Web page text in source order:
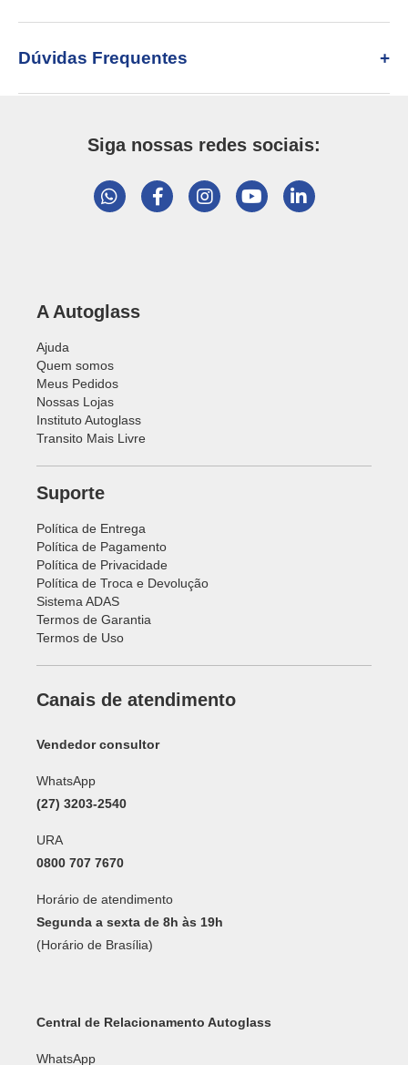
Dúvidas Frequentes
Siga nossas redes sociais:
A Autoglass
Ajuda
Quem somos
Meus Pedidos
Nossas Lojas
Instituto Autoglass
Transito Mais Livre
Suporte
Política de Entrega
Política de Pagamento
Política de Privacidade
Política de Troca e Devolução
Sistema ADAS
Termos de Garantia
Termos de Uso
Canais de atendimento
Vendedor consultor
WhatsApp
(27) 3203-2540
URA
0800 707 7670
Horário de atendimento
Segunda a sexta de 8h às 19h
(Horário de Brasília)
Central de Relacionamento Autoglass
WhatsApp